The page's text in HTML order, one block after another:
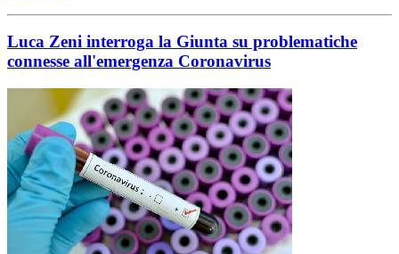
Luca Zeni interroga la Giunta su problematiche
connesse all'emergenza Coronavirus